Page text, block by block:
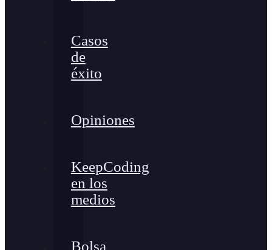
Casos
de
éxito
Opiniones
KeepCoding
en los
medios
Bolsa